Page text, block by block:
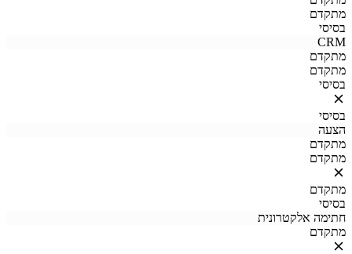
מתקדם
בסיסי
CRM
מתקדם
מתקדם
בסיסי
בסיסי
הצעה
מתקדם
מתקדם
מתקדם
בסיסי
חתימה אלקטרונית
מתקדם